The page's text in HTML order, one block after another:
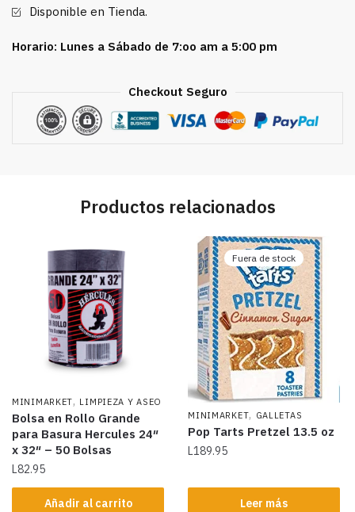
48h
45g
Disponible en Tienda.
Horario: Lunes a Sábado de 7:oo am a 5:00 pm
Checkout Seguro
Productos relacionados
MINIMARKET, LIMPIEZA Y ASEO
Bolsa en Rollo Grande
para Basura Hercules 24″
x 32″ – 50 Bolsas
L82.95
Añadir al carrito
Fuera de stock
MINIMARKET, GALLETAS
Pop Tarts Pretzel 13.5 oz
L189.95
Leer más